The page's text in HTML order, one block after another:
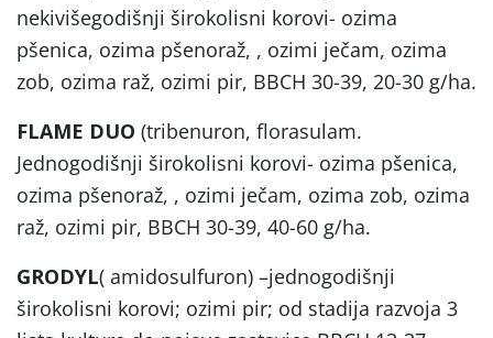
nekivišegodišnji širokolisni korovi- ozima
pšenica, ozima pšenoraž, , ozimi ječam, ozima
zob, ozima raž, ozimi pir, BBCH 30-39, 20-30 g/ha.
FLAME DUO (tribenuron, florasulam.
Jednogodišnji širokolisni korovi- ozima pšenica,
ozima pšenoraž, , ozimi ječam, ozima zob, ozima
raž, ozimi pir, BBCH 30-39, 40-60 g/ha.
GRODYL( amidosulfuron) –jednogodišnji
širokolisni korovi; ozimi pir; od stadija razvoja 3